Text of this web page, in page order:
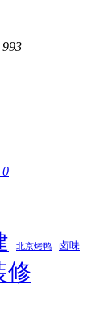
993
0
北京烤鸭 卤味
修